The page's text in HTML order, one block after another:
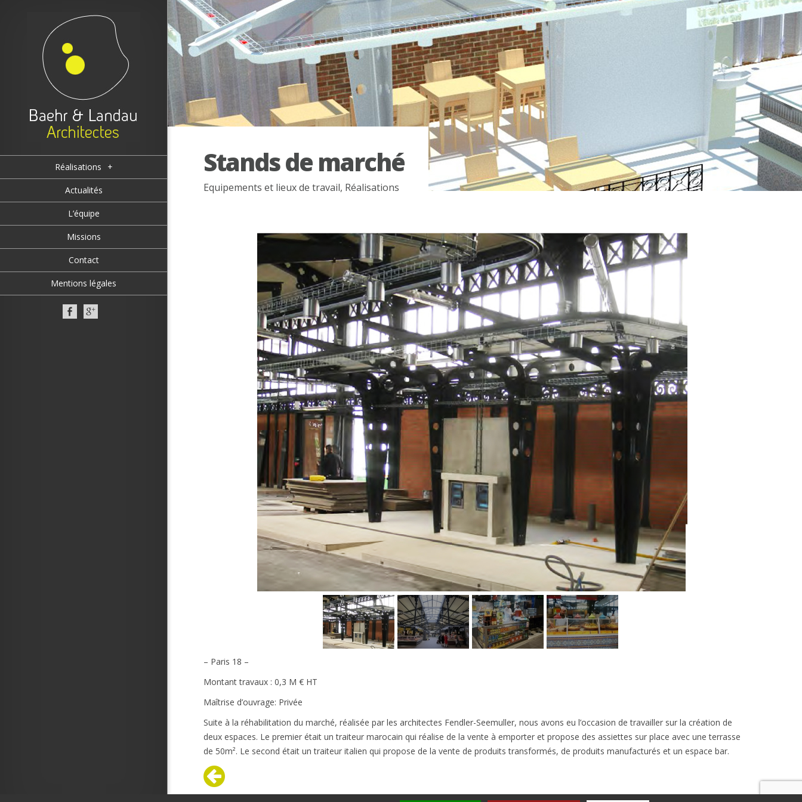
Réalisations +
Actualités
L’équipe
Missions
Contact
Mentions légales
Stands de marché
Equipements et lieux de travail, Réalisations
– Paris 18 –
Montant travaux : 0,3 M € HT
Maîtrise d’ouvrage: Privée
Suite à la réhabilitation du marché, réalisée par les architectes Fendler-Seemuller, nous avons eu l’occasion de travailler sur la création de
deux espaces. Le premier était un traiteur marocain qui réalise de la vente à emporter et propose des assiettes sur place avec une terrasse
de 50m². Le second était un traiteur italien qui propose de la vente de produits transformés, de produits manufacturés et un espace bar.